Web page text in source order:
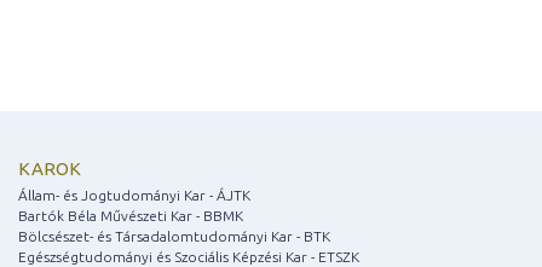
KAROK
Állam- és Jogtudományi Kar - ÁJTK
Bartók Béla Művészeti Kar - BBMK
Bölcsészet- és Társadalomtudományi Kar - BTK
Egészségtudományi és Szociális Képzési Kar - ETSZK